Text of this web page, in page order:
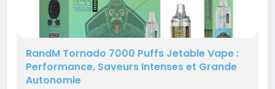
RandM Tornado 7000 Puffs Jetable Vape :
Performance, Saveurs Intenses et Grande
Autonomie